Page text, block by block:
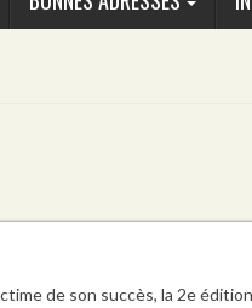
de son succès, la 2e